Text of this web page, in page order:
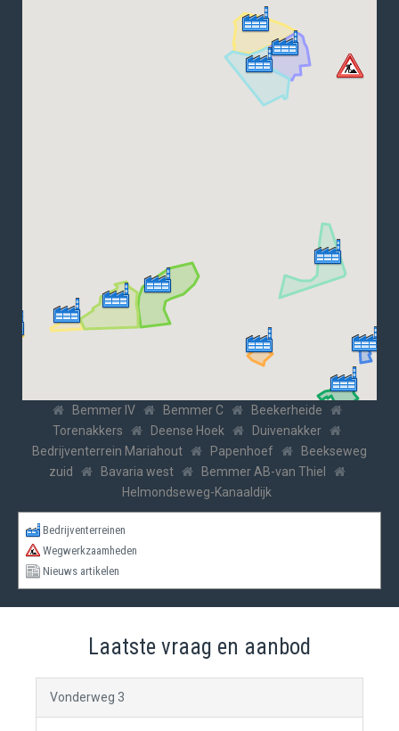
Bemmer IV Bemmer C
Beekerheide
Torenakkers
Deense Hoek
Duivenakker
Bedrijventerrein Mariahout
Papenhoef
Beekseweg
zuid
Bavaria west
Bemmer AB-van Thiel
Helmondseweg-Kanaaldijk
Bedrijventerreinen
Wegwerkzaamheden
Nieuws artikelen
Laatste vraag en aanbod
Vonderweg 3